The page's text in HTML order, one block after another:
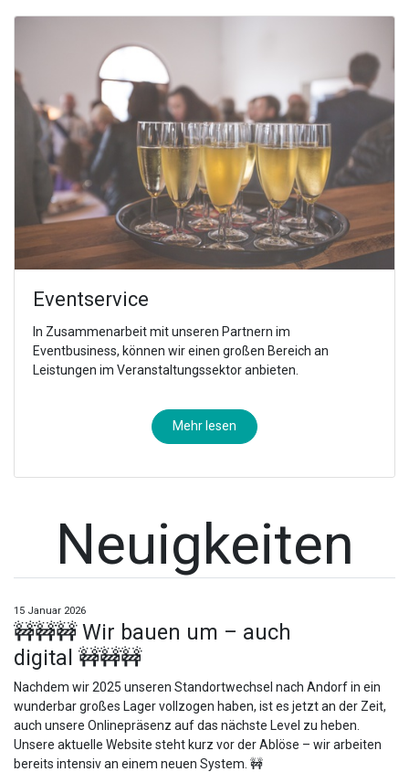
Eventservice
In Zusammenarbeit mit unseren Partnern im
Eventbusiness, können wir einen großen Bereich an
Leistungen im Veranstaltungssektor anbieten.
Mehr lesen
Neuigkeiten
15 Januar 2026
🚧🚧🚧Wir bauen um – auch
digital 🚧🚧🚧
Nachdem wir 2025 unseren Standortwechsel nach Andorf in ein
wunderbar großes Lager vollzogen haben, ist es jetzt an der Zeit,
auch unsere Onlinepräsenz auf das nächste Level zu heben.
Unsere aktuelle Website steht kurz vor der Ablöse – wir arbeiten
bereits intensiv an einem neuen System. 🚧